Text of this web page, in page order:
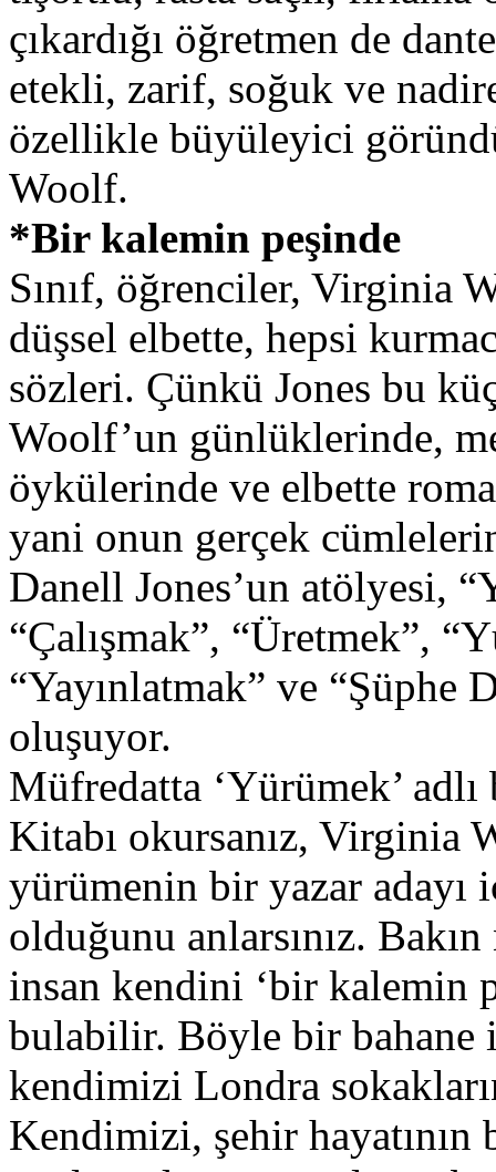
çıkardığı öğretmen de
etekli, zarif, soğuk ve
özellikle büyüleyici
Woolf.
*Bir kalemin peşinde
Sınıf, öğrenciler, Virginia
düşsel elbette, hepsi
sözleri. Çünkü Jones bu
Woolf’un günlüklerinde,
öykülerinde ve elbette
yani onun gerçek
Danell Jones’un atölyesi,
“Çalışmak”, “Üretmek”,
“Yayınlatmak” ve “Şüphe
oluşuyor.
Müfredatta ‘Yürümek’ adlı
Kitabı okursanız, Virginia
yürümenin bir yazar
olduğunu anlarsınız.
insan kendini ‘bir kalemin
bulabilir. Böyle bir bahane
kendimizi Londra
Kendimizi, şehir hayatının